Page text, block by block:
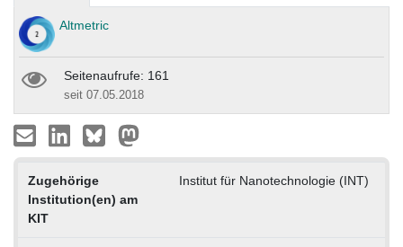
Altmetric
Seitenaufrufe: 161
seit 07.05.2018
Zugehörige
Institution(en) am
KIT
Institut für Nanotechnologie (INT)